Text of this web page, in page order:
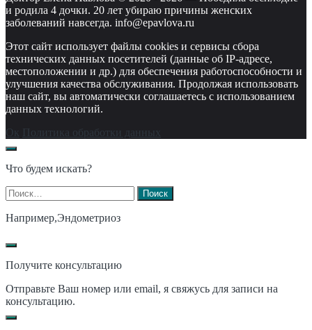
и родила 4 дочки. 20 лет убираю причины женских
заболеваний навсегда. info@epavlova.ru
Этот сайт использует файлы cookies и сервисы сбора
технических данных посетителей (данные об IP-адресе,
местоположении и др.) для обеспечения работоспособности и
улучшения качества обслуживания. Продолжая использовать
наш сайт, вы автоматически соглашаетесь с использованием
данных технологий.
Ок Политика обработки данных
Что будем искать?
Найти:
Например,Эндометриоз
Получите консультацию
Отправьте Ваш номер или email, я свяжусь для записи на
консультацию.